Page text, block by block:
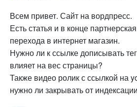
Всем привет. Сайт на вордпресс.
Есть статья и в конце
перехода в интернет магазин.
Нужно ли к ссылке дописывать
влияет на вес страницы?
Также видео ролик с ссылкой на
нужно ли закрывать от